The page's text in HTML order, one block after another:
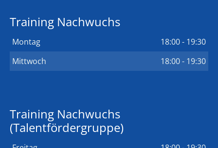
Training Nachwuchs
Montag
18:00 - 19:30
Mittwoch
18:00 - 19:30
Training Nachwuchs
(Talentfördergruppe)